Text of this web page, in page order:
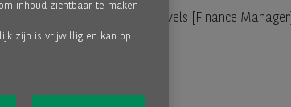
ASAP - Piet Knevels [Finance Manager]
inhoud zichtbaar te maken
zijn is vrijwillig en kan op